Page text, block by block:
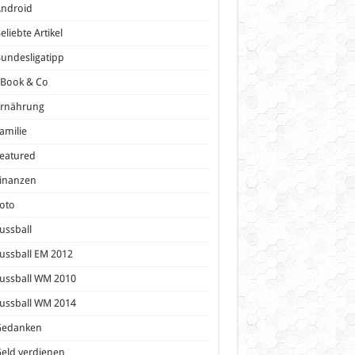
Artikel
& Co
EM 2012
WM 2010
WM 2014
verdienen